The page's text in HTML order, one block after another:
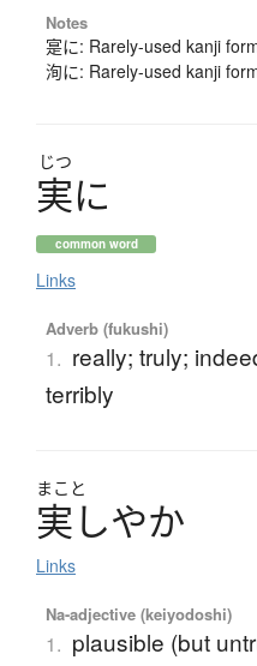
Notes
寔に: Rarely-used kanji
洵に: Rarely-used kanji
じつ
実に
common word
Links
Adverb (fukushi)
1. really; truly;
terribly
まこと
実しやか
Links
Na-adjective (keiyodoshi)
1. plausible (but